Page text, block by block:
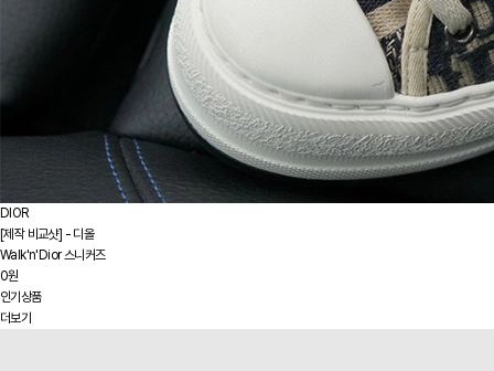
DIOR
[제작 비교샷] - 디올
Walk'n'Dior 스니커즈
0원
인기상품
더보기